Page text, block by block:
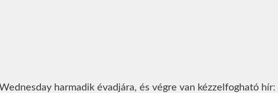
harmadik évadjára, és végre van kézzelfogható hír: